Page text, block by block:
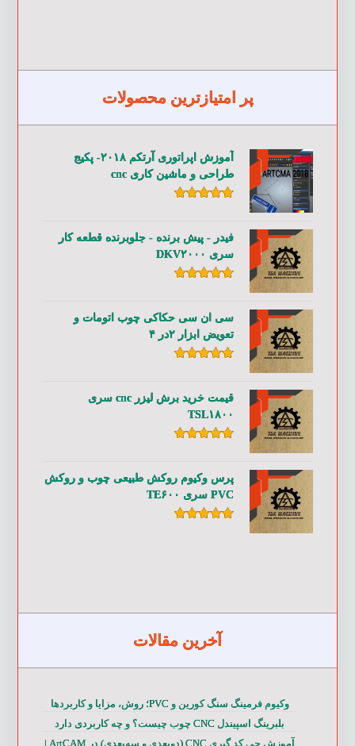
پر امتیازترین محصولات
آموزش اپراتوری آرتکم ۲۰۱۸- پکیج
طراحی و ماشین کاری cnc
فیدر - پیش برنده - جلوبرنده قطعه کار
سری DKV۲۰۰۰
سی ان سی حکاکی چوب اتومات و
تعویض ابزار ۲در ۴
قیمت خرید برش لیزر cnc سری
TSL۱۸۰۰
پرس وکیوم روکش طبیعی چوب و روکش
PVC سری TE۶۰۰
آخرین مقالات
وکیوم فرمینگ سنگ کورین و PVC؛ روش، مزایا و کاربردها
بلبرینگ اسپیندل CNC چوب چیست؟ و چه کاربردی دارد
آموزش جی کد گیری CNC (دوبعدی و سه‌بعدی) در ArtCAM |